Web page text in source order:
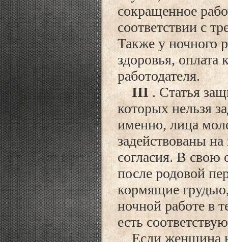
сокращенное
соответствии с
Также у ночного
здоровья, оплата
работодателя.
III. Статья
которых нельзя
именно, лица
задействованы
согласия. В
после родовой
кормящие
ночной работе в
есть
Если женщина не